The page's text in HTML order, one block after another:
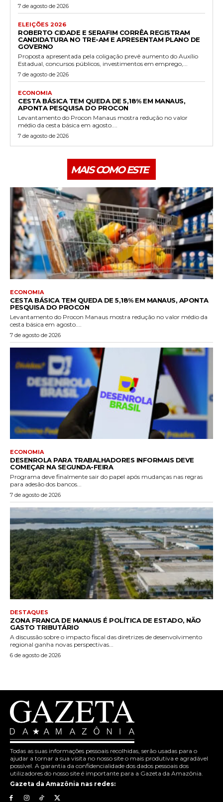
7 de agosto de 2026
ELEIÇÕES 2026
ROBERTO CIDADE E SERAFIM CORRÊA REGISTRAM
CANDIDATURA NO TRE-AM E APRESENTAM PLANO DE
GOVERNO
Proposta apresentada pela coligação prevê aumento do Auxílio
Estadual, concursos públicos, investimentos em emprego,...
7 de agosto de 2026
ECONOMIA
CESTA BÁSICA TEM QUEDA DE 5,18% EM MANAUS,
APONTA PESQUISA DO PROCON
Levantamento do Procon Manaus mostra redução no valor
médio da cesta básica em agosto....
7 de agosto de 2026
MAIS COMO ESTE
ECONOMIA
CESTA BÁSICA TEM QUEDA DE 5,18% EM MANAUS, APONTA
PESQUISA DO PROCON
Levantamento do Procon Manaus mostra redução no valor médio da
cesta básica em agosto....
7 de agosto de 2026
ECONOMIA
DESENROLA PARA TRABALHADORES INFORMAIS DEVE
COMEÇAR NA SEGUNDA-FEIRA
Programa deve finalmente sair do papel após mudanças nas regras
para adesão dos bancos...
7 de agosto de 2026
DESTAQUES
ZONA FRANCA DE MANAUS É POLÍTICA DE ESTADO, NÃO
GASTO TRIBUTÁRIO
A discussão sobre o impacto fiscal das diretrizes de desenvolvimento
regional ganha novas perspectivas...
6 de agosto de 2026
Todas as suas informações pessoais recolhidas, serão usadas para o
ajudar a tornar a sua visita no nosso site o mais produtiva e agradável
possível. A garantia da confidencialidade dos dados pessoais dos
utilizadores do nosso site é importante para a Gazeta da Amazônia.
Gazeta da Amazônia nas redes: